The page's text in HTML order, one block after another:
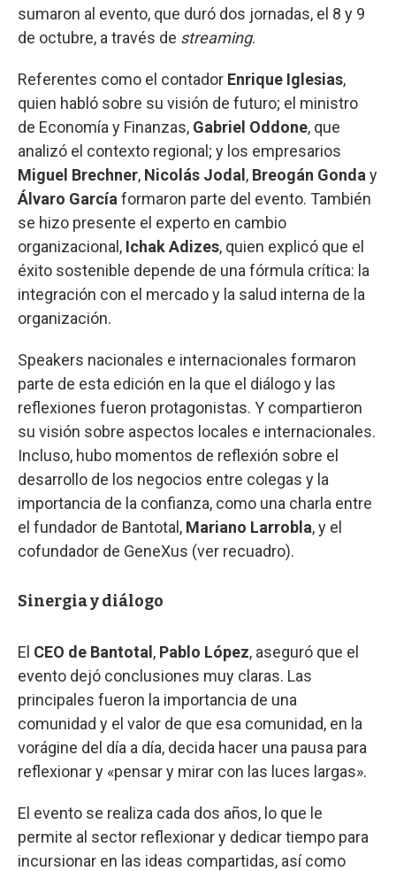
sumaron al evento, que duró dos jornadas, el 8 y 9
de octubre, a través de streaming.
Referentes como el contador Enrique Iglesias,
quien habló sobre su visión de futuro; el ministro
de Economía y Finanzas, Gabriel Oddone, que
analizó el contexto regional; y los empresarios
Miguel Brechner, Nicolás Jodal , Breogán Gonda y
Álvaro García formaron parte del evento. También
se hizo presente el experto en cambio
organizacional, Ichak Adizes, quien explicó que el
éxito sostenible depende de una fórmula crítica: la
integración con el mercado y la salud interna de la
organización.
Speakers nacionales e internacionales formaron
parte de esta edición en la que el diálogo y las
reflexiones fueron protagonistas. Y compartieron
su visión sobre aspectos locales e internacionales.
Incluso, hubo momentos de reflexión sobre el
desarrollo de los negocios entre colegas y la
importancia de la confianza, como una charla entre
el fundador de Bantotal, Mariano Larrobla, y el
cofundador de GeneXus (ver recuadro).
Sinergia y diálogo
El CEO de Bantotal , Pablo López, aseguró que el
evento dejó conclusiones muy claras. Las
principales fueron la importancia de una
comunidad y el valor de que esa comunidad, en la
vorágine del día a día, decida hacer una pausa para
reflexionar y «pensar y mirar con las luces largas».
El evento se realiza cada dos años, lo que le
permite al sector reflexionar y dedicar tiempo para
incursionar en las ideas compartidas, así como